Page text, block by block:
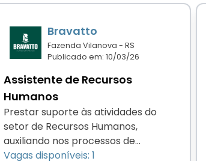
Bravatto
Fazenda Vilanova - RS
Publicado em: 10/03/26
Assistente de Recursos
Humanos
Prestar suporte às atividades do
setor de Recursos Humanos,
auxiliando nos processos de
recrutamento e seleção, admissão,
Vagas disponíveis: 1